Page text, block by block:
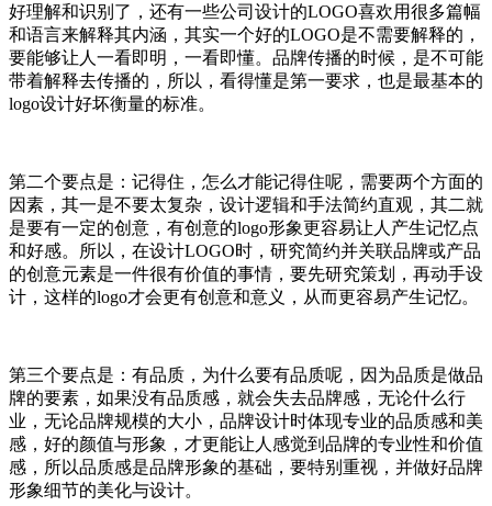
好理解和识别了，还有一些公司设计的LOGO喜欢用很多篇幅
和语言来解释其内涵，其实一个好的LOGO是不需要解释的，
要能够让人一看即明，一看即懂。品牌传播的时候，是不可能
带着解释去传播的，所以，看得懂是第一要求，也是最基本的
logo设计好坏衡量的标准。
第二个要点是：记得住，怎么才能记得住呢，需要两个方面的
因素，其一是不要太复杂，设计逻辑和手法简约直观，其二就
是要有一定的创意，有创意的logo形象更容易让人产生记忆点
和好感。所以，在设计LOGO时，研究简约并关联品牌或产品
的创意元素是一件很有价值的事情，要先研究策划，再动手设
计，这样的logo才会更有创意和意义，从而更容易产生记忆。
第三个要点是：有品质，为什么要有品质呢，因为品质是做品
牌的要素，如果没有品质感，就会失去品牌感，无论什么行
业，无论品牌规模的大小，品牌设计时体现专业的品质感和美
感，好的颜值与形象，才更能让人感觉到品牌的专业性和价值
感，所以品质感是品牌形象的基础，要特别重视，并做好品牌
形象细节的美化与设计。